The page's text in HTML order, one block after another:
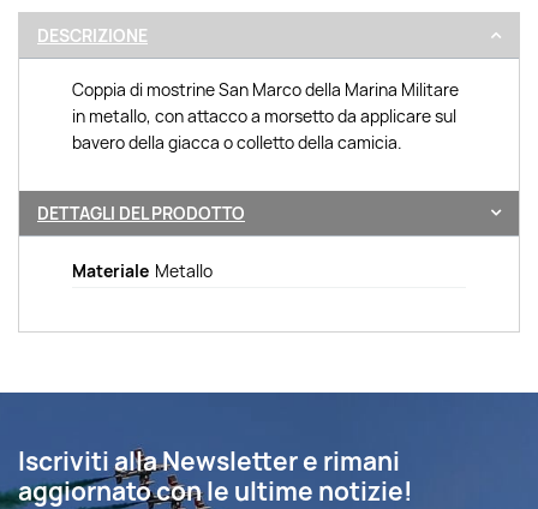
DESCRIZIONE
Coppia di mostrine San Marco della Marina Militare
in metallo, con attacco a morsetto da applicare sul
bavero della giacca o colletto della camicia.
DETTAGLI DEL PRODOTTO
Materiale Metallo
Iscriviti alla Newsletter e rimani
aggiornato con le ultime notizie!